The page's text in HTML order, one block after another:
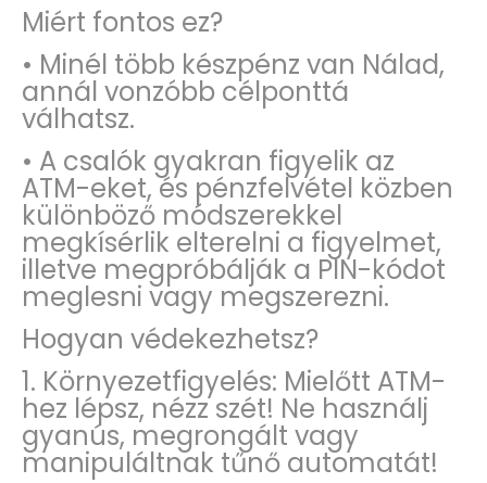
Miért fontos ez?
• Minél több készpénz van Nálad,
annál vonzóbb célponttá
válhatsz.
• A csalók gyakran figyelik az
ATM-eket, és pénzfelvétel közben
különböző módszerekkel
megkísérlik elterelni a figyelmet,
illetve megpróbálják a PIN-kódot
meglesni vagy megszerezni.
Hogyan védekezhetsz?
1. Környezetfigyelés: Mielőtt ATM-
hez lépsz, nézz szét! Ne használj
gyanús, megrongált vagy
manipuláltnak tűnő automatát!